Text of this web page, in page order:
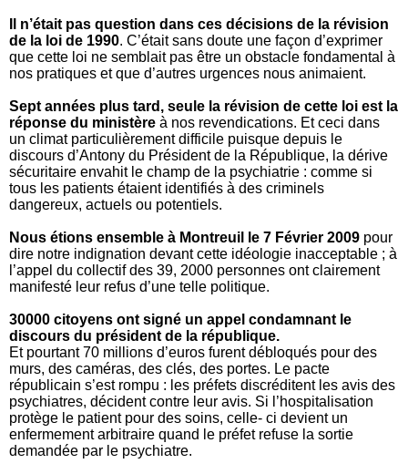
Il n’était pas question dans ces décisions de la révision
de la loi de 1990. C’était sans doute une façon d’exprimer
que cette loi ne semblait pas être un obstacle fondamental à
nos pratiques et que d’autres urgences nous animaient.
Sept années plus tard, seule la révision de cette loi est la
réponse du ministère à nos revendications. Et ceci dans
un climat particulièrement difficile puisque depuis le
discours d’Antony du Président de la République, la dérive
sécuritaire envahit le champ de la psychiatrie : comme si
tous les patients étaient identifiés à des criminels
dangereux, actuels ou potentiels.
Nous étions ensemble à Montreuil le 7 Février 2009 pour
dire notre indignation devant cette idéologie inacceptable ; à
l’appel du collectif des 39, 2000 personnes ont clairement
manifesté leur refus d’une telle politique.
30000 citoyens ont signé un appel condamnant le
discours du président de la république.
Et pourtant 70 millions d’euros furent débloqués pour des
murs, des caméras, des clés, des portes. Le pacte
républicain s’est rompu : les préfets discréditent les avis des
psychiatres, décident contre leur avis. Si l’hospitalisation
protège le patient pour des soins, celle- ci devient un
enfermement arbitraire quand le préfet refuse la sortie
demandée par le psychiatre.